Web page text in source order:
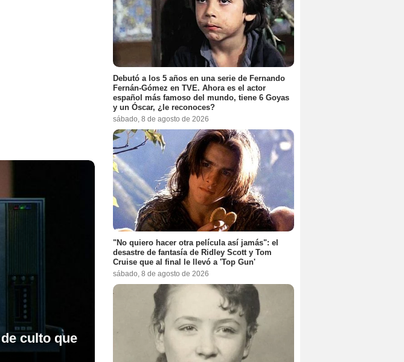
culto que
Debutó a los 5 años en una serie de Fernando
Fernán-Gómez en TVE. Ahora es el actor
español más famoso del mundo, tiene 6 Goyas
y un Óscar, ¿le reconoces?
sábado, 8 de agosto de 2026
"No quiero hacer otra película así jamás": el
desastre de fantasía de Ridley Scott y Tom
Cruise que al final le llevó a 'Top Gun'
sábado, 8 de agosto de 2026